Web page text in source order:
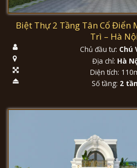
Biệt Thự 2 Tầng Tân Cổ Điển
Trì – Hà
Chủ đầu tư: Chú
Địa chỉ: Hà
Diện tích:
Số tầng: 2